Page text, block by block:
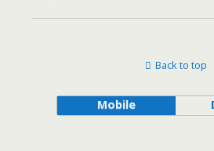
Back to top
Mobile